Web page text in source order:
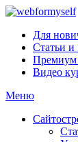
Для
Статьи и
Премиум
Видео
Меню